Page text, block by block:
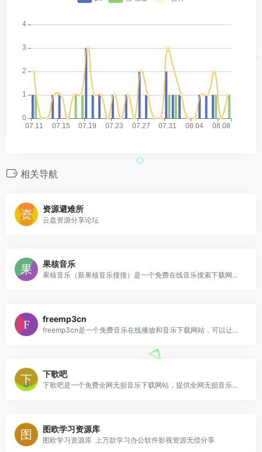
相关导航
资源避难所
云盘资源分享论坛
果核音乐
果核音乐（新果核音乐搜搜）是一个免费在线音乐搜索下载网站，网站提供音乐搜索和下载服务，无需注册登陆即可下载高品质音乐资源，每位用户每天可以免费下载20首，对于普通用户来说足够了，非常不错。
freemp3cn
freemp3cn是一个免费音乐在线播放和音乐下载网站，可以让我们大家免费在线听想听的音乐网站，支持手机端电脑端直接在线搜索歌曲进行播放，并且支持音乐下载到本地播放，免注册登陆使用。
下歌吧
下歌吧是一个免费全网无损音乐下载网站，提供全网无损音乐在线搜索和下载服务
图欧学习资源库
图欧学习资源库 上万款学习办公软件影视资源无偿分享